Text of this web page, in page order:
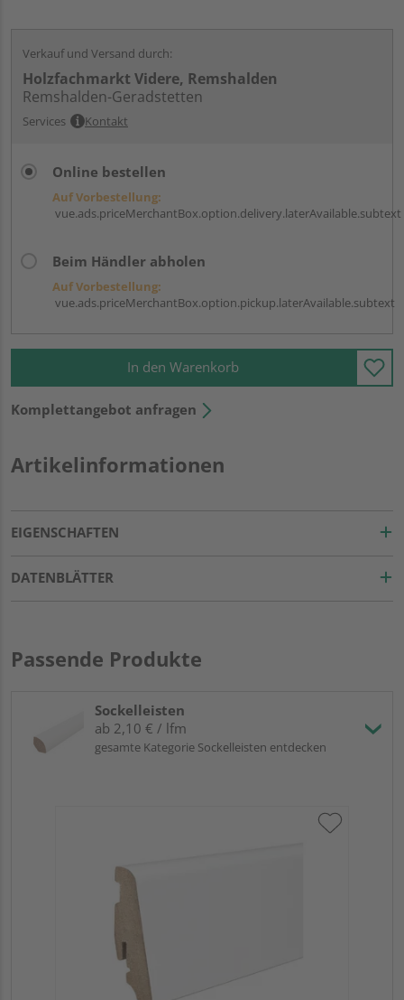
Verkauf und Versand durch:
Holzfachmarkt Videre, Remshalden
Remshalden-Geradstetten
Services Kontakt
Online bestellen
Auf Vorbestellung:
vue.ads.priceMerchantBox.option.delivery.laterAvailable.subtext
Beim Händler abholen
Auf Vorbestellung:
vue.ads.priceMerchantBox.option.pickup.laterAvailable.subtext
In den Warenkorb
Komplettangebot anfragen
Artikelinformationen
EIGENSCHAFTEN
DATENBLÄTTER
Passende Produkte
Sockelleisten
ab 2,10 € / lfm
gesamte Kategorie Sockelleisten entdecken